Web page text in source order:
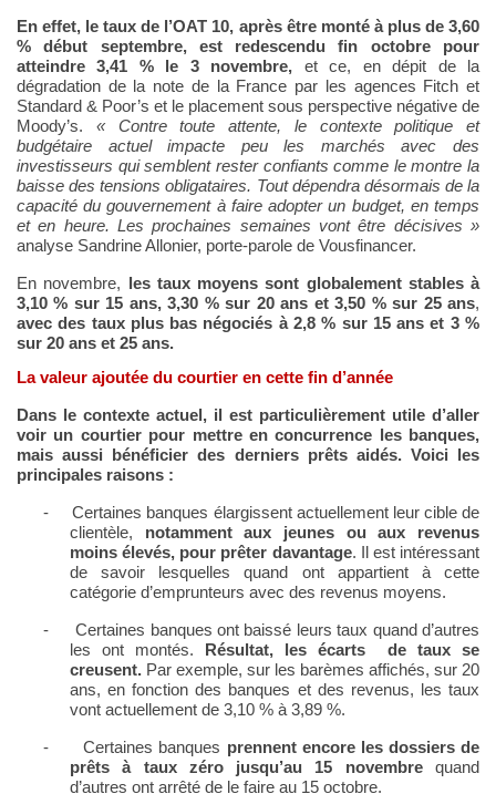
En effet, le taux de l’OAT 10, après être monté à plus de 3,60
% début septembre, est redescendu fin octobre pour
atteindre 3,41 % le 3 novembre, et ce, en dépit de la
dégradation de la note de la France par les agences Fitch et
Standard & Poor’s et le placement sous perspective négative de
Moody’s. «
Contre toute attente, le contexte politique et
budgétaire actuel impacte peu les marchés avec des
investisseurs qui semblent rester confiants comme le montre la
baisse des tensions obligataires. Tout dépendra désormais de la
capacité du gouvernement à faire adopter un budget, en temps
et en heure. Les prochaines semaines vont être décisives »
analyse Sandrine Allonier, porte-parole de Vousfinancer.
En novembre,
les taux moyens sont globalement stables à
3,10 % sur 15 ans, 3,30 % sur 20 ans et 3,50 % sur 25 ans,
avec des taux plus bas négociés à 2,8 % sur 15 ans et 3 %
sur 20 ans et 25 ans.
La valeur ajoutée du courtier en cette fin d’année
Dans le contexte actuel, il est particulièrement utile d’aller
voir un courtier pour mettre en concurrence les banques,
mais aussi bénéficier des derniers prêts aidés. Voici les
principales raisons :
-
Certaines banques élargissent actuellement leur cible de
clientèle, notamment aux jeunes ou aux revenus
moins élevés, pour prêter davantage. Il est intéressant
de savoir lesquelles quand ont appartient à cette
catégorie d’emprunteurs avec des revenus moyens.
-
Certaines banques ont baissé leurs taux quand d’autres
les ont montés.
Résultat, les écarts
de taux se
creusent. Par exemple, sur les barèmes affichés, sur 20
ans, en fonction des banques et des revenus, les taux
vont actuellement de 3,10 % à 3,89 %.
- Certaines banques prennent encore les dossiers de
prêts à taux zéro jusqu’au 15 novembrequand
d’autres ont arrêté de le faire au 15 octobre.